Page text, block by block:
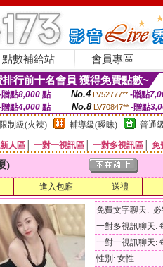
點數補給站 會員專區
行前十名會員 獲得免費點數~
贈點8,000點 No.4 LV52777** -贈點
贈點4,000 點 No.8 LV70847** -贈點
限制級(火辣) 輔導級(曖昧) 普通
新人區 一對一視訊區 一對多視訊區 免
)
進入包廂 送禮
免費文字聊天:
一對多視訊聊天:
一對一視訊聊天:
性別: 女性